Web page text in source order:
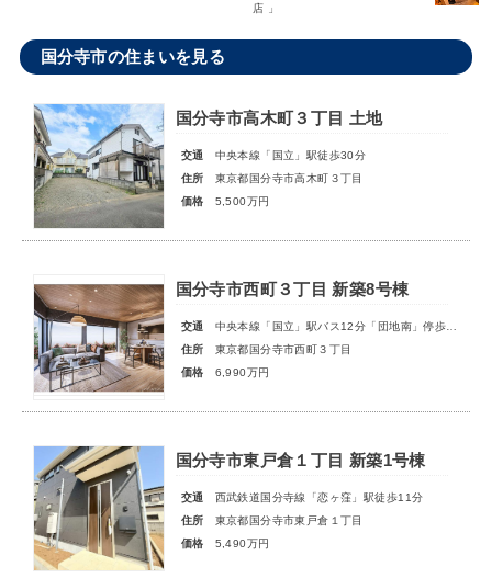
店 」
国分寺市の住まいを見る
国分寺市高木町３丁目 土地
交通
中央本線「国立」駅徒歩30分
住所
東京都国分寺市高木町３丁目
価格
5,500万円
国分寺市西町３丁目 新築8号棟
交通
中央本線「国立」駅バス12分「団地南」停歩5分
住所
東京都国分寺市西町３丁目
価格
6,990万円
国分寺市東戸倉１丁目 新築1号棟
交通
西武鉄道国分寺線「恋ヶ窪」駅徒歩11分
住所
東京都国分寺市東戸倉１丁目
価格
5,490万円